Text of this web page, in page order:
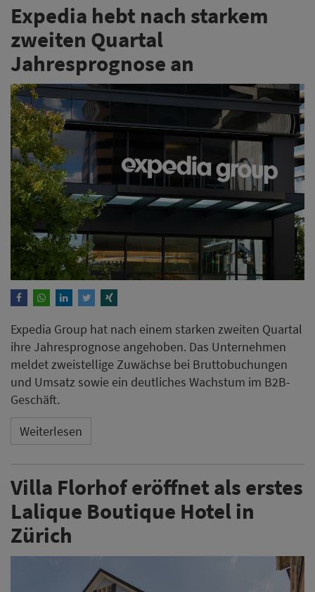
Expedia hebt nach starkem
zweiten Quartal
Jahresprognose an
Expedia Group hat nach einem starken zweiten Quartal
ihre Jahresprognose angehoben. Das Unternehmen
meldet zweistellige Zuwächse bei Bruttobuchungen
und Umsatz sowie ein deutliches Wachstum im B2B-
Geschäft.
Weiterlesen
Villa Florhof eröffnet als erstes
Lalique Boutique Hotel in
Zürich